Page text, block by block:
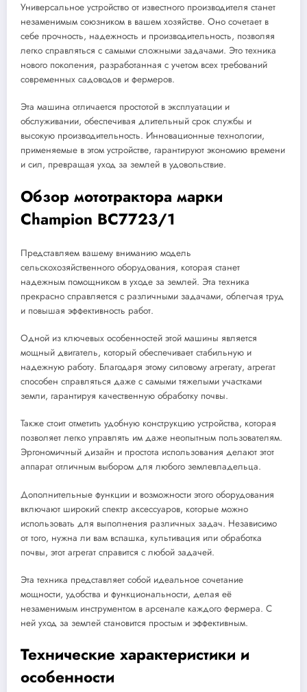
Универсальное устройство от известного производителя станет
незаменимым союзником в вашем хозяйстве. Оно сочетает в
себе прочность, надежность и производительность, позволяя
легко справляться с самыми сложными задачами. Это техника
нового поколения, разработанная с учетом всех требований
современных садоводов и фермеров.
Эта машина отличается простотой в эксплуатации и
обслуживании, обеспечивая длительный срок службы и
высокую производительность. Инновационные технологии,
применяемые в этом устройстве, гарантируют экономию времени
и сил, превращая уход за землей в удовольствие.
Обзор мототрактора марки
Champion BC7723/1
Представляем вашему вниманию модель
сельскохозяйственного оборудования, которая станет
надежным помощником в уходе за землей. Эта техника
прекрасно справляется с различными задачами, облегчая труд
и повышая эффективность работ.
Одной из ключевых особенностей этой машины является
мощный двигатель, который обеспечивает стабильную и
надежную работу. Благодаря этому силовому агрегату, агрегат
способен справляться даже с самыми тяжелыми участками
земли, гарантируя качественную обработку почвы.
Также стоит отметить удобную конструкцию устройства, которая
позволяет легко управлять им даже неопытным пользователям.
Эргономичный дизайн и простота использования делают этот
аппарат отличным выбором для любого землевладельца.
Дополнительные функции и возможности этого оборудования
включают широкий спектр аксессуаров, которые можно
использовать для выполнения различных задач. Независимо
от того, нужна ли вам вспашка, культивация или обработка
почвы, этот агрегат справится с любой задачей.
Эта техника представляет собой идеальное сочетание
мощности, удобства и функциональности, делая её
незаменимым инструментом в арсенале каждого фермера. С
ней уход за землей становится простым и эффективным.
Технические характеристики и
особенности